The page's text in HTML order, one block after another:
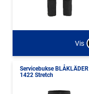
Vis
Servicebukse BLÅKLÄDER
1422 Stretch